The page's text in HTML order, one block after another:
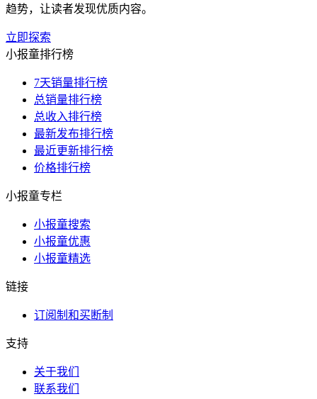
趋势，让读者发现优质内容。
立即探索
小报童排行榜
7天销量排行榜
总销量排行榜
总收入排行榜
最新发布排行榜
最近更新排行榜
价格排行榜
小报童专栏
小报童搜索
小报童优惠
小报童精选
链接
订阅制和买断制
支持
关于我们
联系我们